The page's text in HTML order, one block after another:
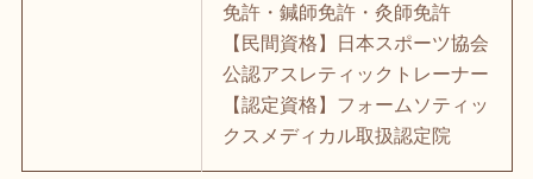
免許・鍼師免許・灸師免許
【民間資格】日本スポーツ協会
公認アスレティックトレーナー
【認定資格】フォームソティッ
クスメディカル取扱認定院